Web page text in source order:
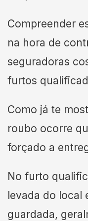
Compreender
na hora de
seguradoras
furtos
Como já te
roubo ocorre
forçado a
No furto
levada do local
guardada,